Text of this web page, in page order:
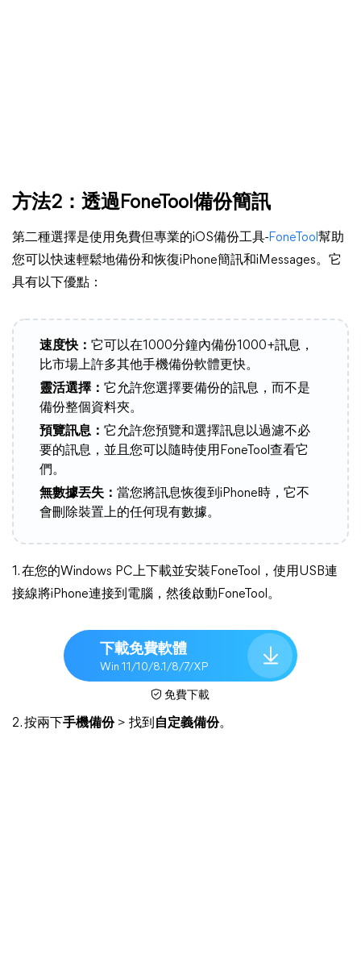
方法2：透過FoneTool備份簡訊
第二種選擇是使用免費但專業的iOS備份工具-FoneTool 幫助
您可以快速輕鬆地備份和恢復iPhone簡訊和iMessages。它
具有以下優點：
速度快： 它可以在1000分鐘內備份1000+訊息，
比市場上許多其他手機備份軟體更快。
靈活選擇： 它允許您選擇要備份的訊息，而不是
備份整個資料夾。
預覽訊息： 它允許您預覽和選擇訊息以過濾不必
要的訊息，並且您可以隨時使用FoneTool查看它
們。
無數據丟失： 當您將訊息恢復到iPhone時，它不
會刪除裝置上的任何現有數據。
1. 在您的Windows PC上下載並安裝FoneTool，使用USB連
接線將iPhone連接到電腦，然後啟動FoneTool。
下載免費軟體
Win 11/10/8.1/8/7/XP
免費下載
2. 按兩下手機備份> 找到 自定義備份。